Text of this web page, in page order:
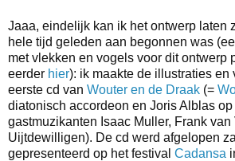
Jaaa, eindelijk kan ik het ontwerp laten
hele tijd geleden aan begonnen was
met vlekken en vogels voor dit ontwerp
eerder hier): ik maakte de illustraties en
eerste cd van Wouter en de Draak (=
diatonisch accordeon en Joris Alblas op
gastmuzikanten Isaac Muller, Frank
Uijtdewilligen). De cd werd afgelopen
gepresenteerd op het festival Cadansa